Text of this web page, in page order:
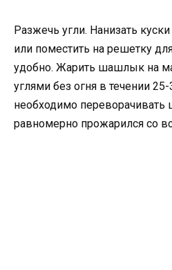
Разжечь угли. Нанизать
или поместить на решетку
удобно. Жарить шашлык на
углями без огня в течении
необходимо
равномерно прожарился со